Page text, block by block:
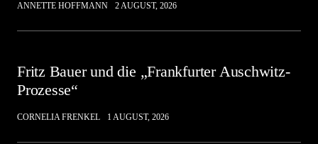
ANNETTE HOFFMANN 2 AUGUST, 2026
Fritz Bauer und die „Frankfurter Auschwitz-
Prozesse“
CORNELIA FRENKEL 1 AUGUST, 2026